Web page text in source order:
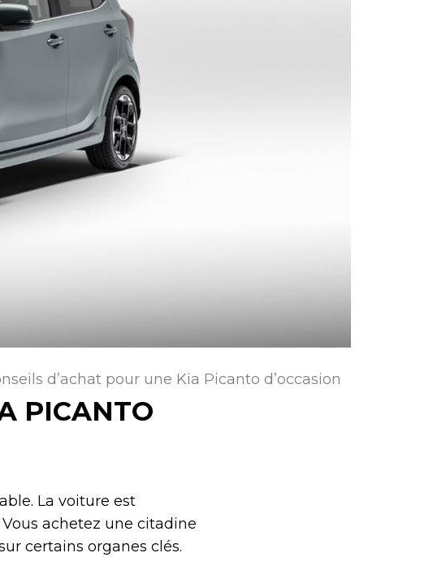
d’achat pour une Kia Picanto d’occasion
PICANTO
La voiture est
achetez une citadine
certains organes clés.